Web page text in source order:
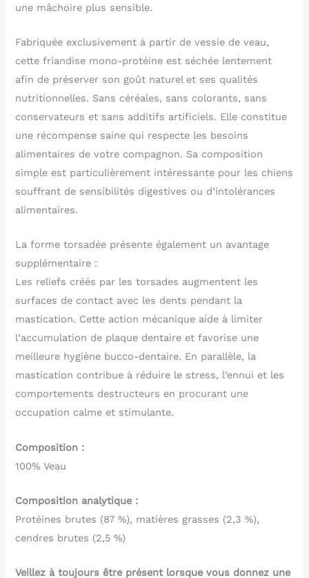
une mâchoire plus sensible.
Fabriquée exclusivement à partir de vessie de veau,
cette friandise mono-protéine est séchée lentement
afin de préserver son goût naturel et ses qualités
nutritionnelles. Sans céréales, sans colorants, sans
conservateurs et sans additifs artificiels. Elle constitue
une récompense saine qui respecte les besoins
alimentaires de votre compagnon. Sa composition
simple est particulièrement intéressante pour les chiens
souffrant de sensibilités digestives ou d’intolérances
alimentaires.
La forme torsadée présente également un avantage
supplémentaire :
Les reliefs créés par les torsades augmentent les
surfaces de contact avec les dents pendant la
mastication. Cette action mécanique aide à limiter
l’accumulation de plaque dentaire et favorise une
meilleure hygiène bucco-dentaire. En parallèle, la
mastication contribue à réduire le stress, l’ennui et les
comportements destructeurs en procurant une
occupation calme et stimulante.
Composition :
100% Veau
Composition analytique :
Protéines brutes (87 %), matières grasses (2,3 %),
cendres brutes (2,5 %)
Veillez à toujours être présent lorsque vous donnez une